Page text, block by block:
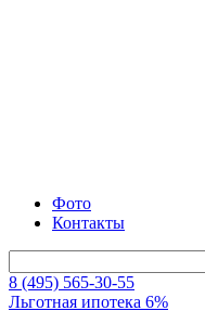
Фото
Контакты
8 (495) 565-30-55
Льготная ипотека 6%